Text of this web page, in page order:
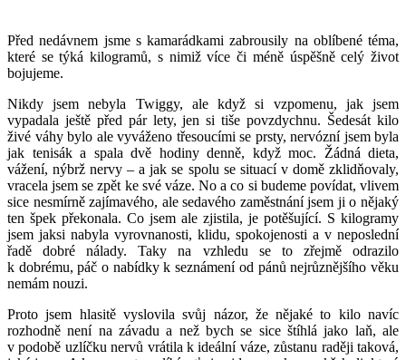
Před nedávnem jsme s kamarádkami zabrousily na oblíbené téma,
které se týká kilogramů, s nimiž více či méně úspěšně celý život
bojujeme.
Nikdy jsem nebyla Twiggy, ale když si vzpomenu, jak jsem
vypadala ještě před pár lety, jen si tiše povzdychnu. Šedesát kilo
živé váhy bylo ale vyváženo třesoucími se prsty, nervózní jsem byla
jak tenisák a spala dvě hodiny denně, když moc. Žádná dieta,
vážení, nýbrž nervy – a jak se spolu se situací v domě zklidňovaly,
vracela jsem se zpět ke své váze. No a co si budeme povídat, vlivem
sice nesmírně zajímavého, ale sedavého zaměstnání jsem ji o nějaký
ten špek překonala. Co jsem ale zjistila, je potěšující. S kilogramy
jsem jaksi nabyla vyrovnanosti, klidu, spokojenosti a v neposlední
řadě dobré nálady. Taky na vzhledu se to zřejmě odrazilo
k dobrému, páč o nabídky k seznámení od pánů nejrůznějšího věku
nemám nouzi.
Proto jsem hlasitě vyslovila svůj názor, že nějaké to kilo navíc
rozhodně není na závadu a než bych se sice štíhlá jako laň, ale
v podobě uzlíčku nervů vrátila k ideální váze, zůstanu raději taková,